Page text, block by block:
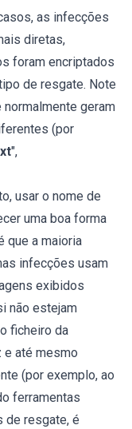
as infecções
diretas,
foram encriptados
de resgate. Note
geram
(por
",
usar o nome de
uma boa forma
que a maioria
infecções usam
exibidos
não estejam
ficheiro da
até mesmo
(por exemplo, ao
ferramentas
de resgate, é